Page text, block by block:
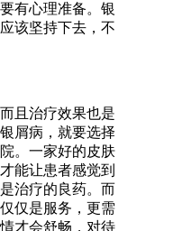
有心理准备。银
该坚持下去，不
且治疗效果也是
屑病，就要选择
。一家好的皮肤
能让患者感觉到
治疗的良药。而
仅是服务，更需
才会舒畅，对待